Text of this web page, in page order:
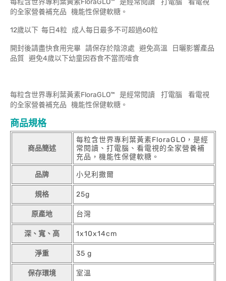
每粒含世界專利葉黃素FloraGLO™ 是經常閱讀 打電腦 看電視
的全家營養補充品 機能性保健軟糖。
12歲以下 每日4粒 成人每日最多不可超過60粒
開封後請盡快食用完畢 請保存於陰涼處 避免高溫 日曬影響產品
品質 避免4歲以下幼童因吞食不當而噎食
每粒含世界專利葉黃素FloraGLO™ 是經常閱讀 打電腦 看電視
的全家營養補充品 機能性保健軟糖。
商品規格
商品簡述
每粒含世界專利葉黃素FloraGLO，是經
常閱讀、打電腦、看電視的全家營養補
充品，機能性保健軟糖。
品牌 小兒利撒爾
規格 25g
原產地 台灣
深、寬、高 1x10x14cm
淨重 35 g
保存環境 室溫